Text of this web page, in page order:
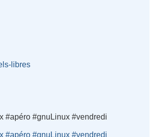
libres
#apéro #gnuLinux #vendredi
#apéro #gnuLinux #vendredi